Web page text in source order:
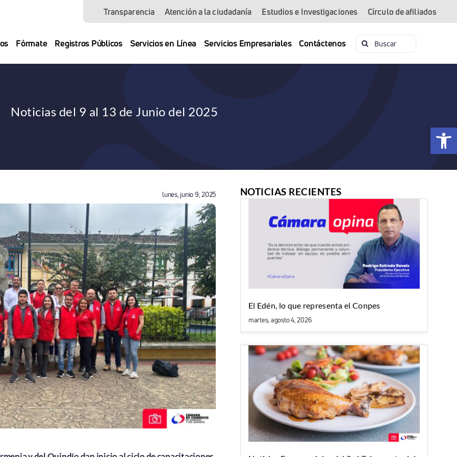
Abrir
Transparencia Atención a la ciudadanía Estudios e Investigaciones Círculo de afiliados
Fórmate Registros Públicos Servicios en Línea Servicios Empresariales Contáctenos Buscar:
Noticias del 9 al 13 de Junio del 2025
lunes, junio 9, 2025 NOTICIAS RECIENTES
El Edén, lo que representa el Conpes
martes, agosto 4, 2026